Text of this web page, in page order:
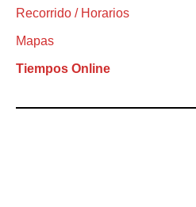
Recorrido / Horarios
Mapas
Tiempos Online